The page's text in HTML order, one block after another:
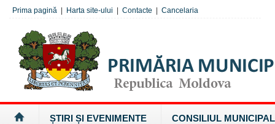
Prima pagină Harta site-ului Contacte Cancelaria
ȘTIRI ȘI EVENIMENTE CONSILIUL MUNICIPAL